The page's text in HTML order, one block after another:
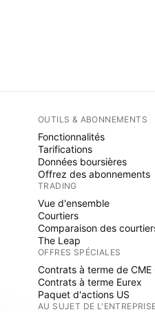
OUTILS & ABONNEMENTS
Fonctionnalités
Tarifications
Données boursières
Offrez des abonnements
TRADING
Vue d'ensemble
Courtiers
Comparaison des
The Leap
OFFRES SPÉCIALES
Contrats à terme de CME
Contrats à terme Eurex
Paquet d'actions US
AU SUJET DE